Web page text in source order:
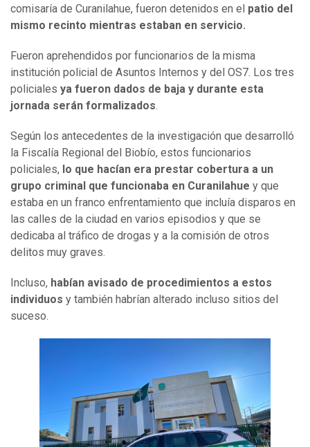
comisaría de Curanilahue, fueron detenidos en el patio del
mismo recinto mientras estaban en servicio.
Fueron aprehendidos por funcionarios de la misma
institución policial de Asuntos Internos y del OS7. Los tres
policiales ya fueron dados de baja y durante esta
jornada serán formalizados.
Según los antecedentes de la investigación que desarrolló
la Fiscalía Regional del Biobío, estos funcionarios
policiales, lo que hacían era prestar cobertura a un
grupo criminal que funcionaba en Curanilahue y que
estaba en un franco enfrentamiento que incluía disparos en
las calles de la ciudad en varios episodios y que se
dedicaba al tráfico de drogas y a la comisión de otros
delitos muy graves.
Incluso, habían avisado de procedimientos a estos
individuos y también habrían alterado incluso sitios del
suceso.